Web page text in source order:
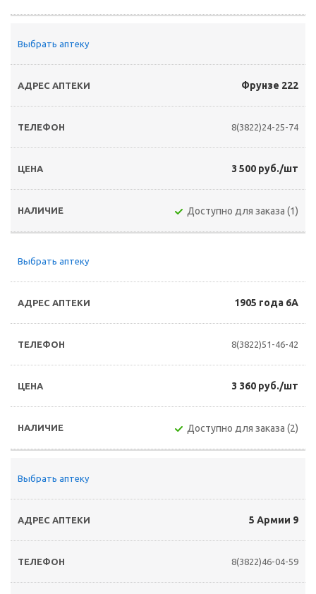
Выбрать аптеку
Фрунзе 222
8(3822)24-25-74
3 500 руб./шт
Доступно для заказа (1)
Выбрать аптеку
1905 года 6А
8(3822)51-46-42
3 360 руб./шт
Доступно для заказа (2)
Выбрать аптеку
5 Армии 9
8(3822)46-04-59